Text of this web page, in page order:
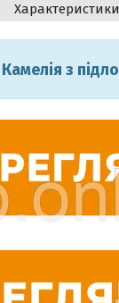
Характеристики
з